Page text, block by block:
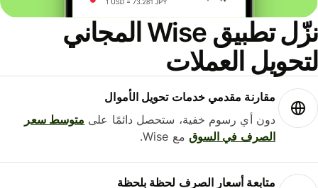
نزّل تطبيق Wise المجاني
العملات
مقارنة مقدمي خدمات تحويل الأموال
دون أي رسوم خفية، ستحصل دائمًا علىمتوسط ​​سعر
الصرف في السوقمع Wise.
متابعة أسعار الصرف لحظة بلحظة